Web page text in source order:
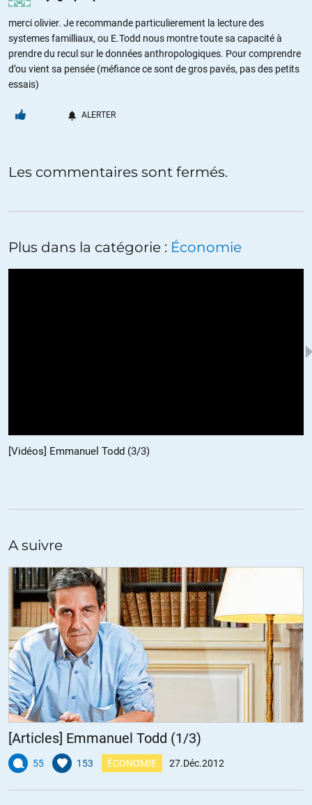
merci olivier. Je recommande particulierement la lecture des
systemes familliaux, ou E.Todd nous montre toute sa capacité à
prendre du recul sur le données anthropologiques. Pour comprendre
d’ou vient sa pensée (méfiance ce sont de gros pavés, pas des petits
essais)
ALERTER
Les commentaires sont fermés.
Plus dans la catégorie : Économie
[Vidéos] Emmanuel Todd (3/3)
A suivre
[Articles] Emmanuel Todd (1/3)
55 153 ÉCONOMIE 27.Déc.2012